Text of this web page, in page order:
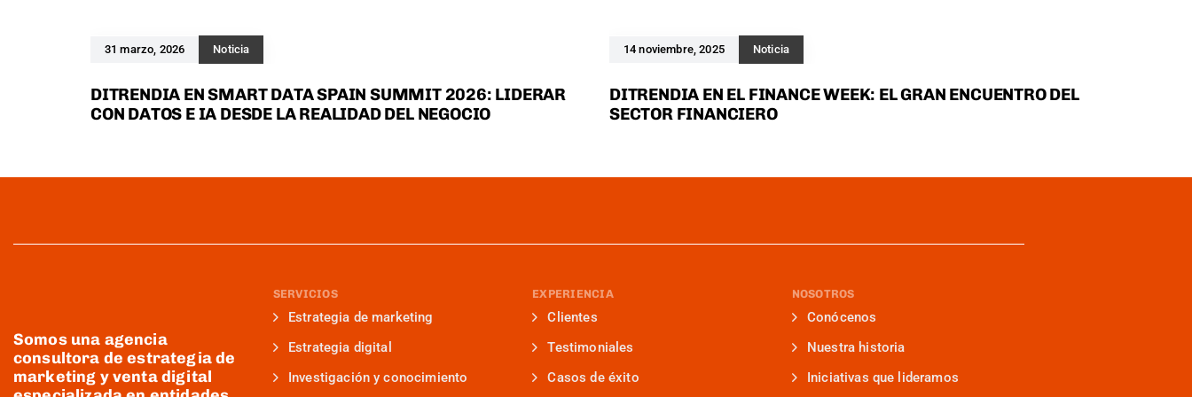
31 marzo, 2026 Noticia
DITRENDIA EN SMART DATA SPAIN SUMMIT 2026: LIDERAR
CON DATOS E IA DESDE LA REALIDAD DEL NEGOCIO
14 noviembre, 2025 Noticia
DITRENDIA EN EL FINANCE WEEK: EL GRAN ENCUENTRO DEL
SECTOR FINANCIERO
Somos una agencia
consultora de estrategia de
marketing y venta digital
SERVICIOS
Estrategia de marketing
Estrategia digital
Investigación y conocimiento
EXPERIENCIA
Clientes
Testimoniales
Casos de éxito
NOSOTROS
Conócenos
Nuestra historia
Iniciativas que lideramos